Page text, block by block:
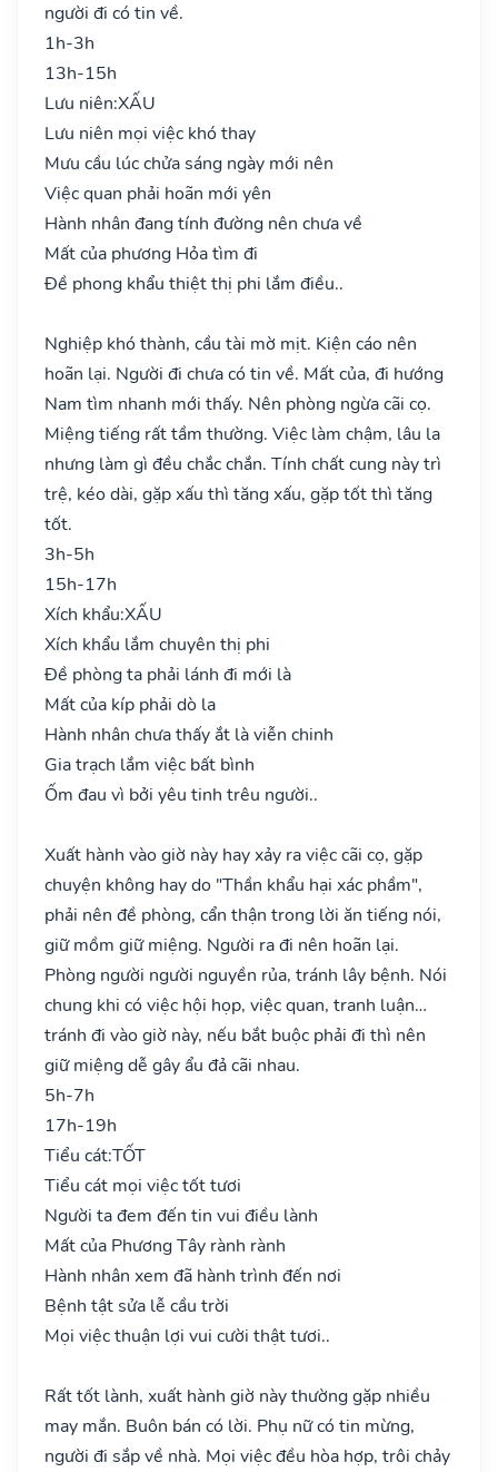
người đi có tin về.
1h-3h
13h-15h
Lưu niên:XẤU
Lưu niên mọi việc khó thay
Mưu cầu lúc chửa sáng ngày mới nên
Việc quan phải hoãn mới yên
Hành nhân đang tính đường nên chưa về
Mất của phương Hỏa tìm đi
Đề phong khẩu thiệt thị phi lắm điều..
Nghiệp khó thành, cầu tài mờ mịt. Kiện cáo nên
hoãn lại. Người đi chưa có tin về. Mất của, đi hướng
Nam tìm nhanh mới thấy. Nên phòng ngừa cãi cọ.
Miệng tiếng rất tầm thường. Việc làm chậm, lâu la
nhưng làm gì đều chắc chắn. Tính chất cung này trì
trệ, kéo dài, gặp xấu thì tăng xấu, gặp tốt thì tăng
tốt.
3h-5h
15h-17h
Xích khẩu:XẤU
Xích khẩu lắm chuyên thị phi
Đề phòng ta phải lánh đi mới là
Mất của kíp phải dò la
Hành nhân chưa thấy ắt là viễn chinh
Gia trạch lắm việc bất bình
Ốm đau vì bởi yêu tinh trêu người..
Xuất hành vào giờ này hay xảy ra việc cãi cọ, gặp
chuyện không hay do "Thần khẩu hại xác phầm",
phải nên đề phòng, cẩn thận trong lời ăn tiếng nói,
giữ mồm giữ miệng. Người ra đi nên hoãn lại.
Phòng người người nguyền rủa, tránh lây bệnh. Nói
chung khi có việc hội họp, việc quan, tranh luận…
tránh đi vào giờ này, nếu bắt buộc phải đi thì nên
giữ miệng dễ gây ẩu đả cãi nhau.
5h-7h
17h-19h
Tiểu cát:TỐT
Tiểu cát mọi việc tốt tươi
Người ta đem đến tin vui điều lành
Mất của Phương Tây rành rành
Hành nhân xem đã hành trình đến nơi
Bệnh tật sửa lễ cầu trời
Mọi việc thuận lợi vui cười thật tươi..
Rất tốt lành, xuất hành giờ này thường gặp nhiều
may mắn. Buôn bán có lời. Phụ nữ có tin mừng,
người đi sắp về nhà. Mọi việc đều hòa hợp, trôi chảy